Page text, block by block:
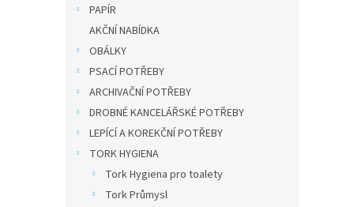
PAPÍR
AKČNÍ NABÍDKA
OBÁLKY
PSACÍ POTŘEBY
ARCHIVAČNÍ POTŘEBY
DROBNÉ KANCELÁŘSKÉ POTŘEBY
LEPÍCÍ A KOREKČNÍ POTŘEBY
TORK HYGIENA
Tork Hygiena pro toalety
Tork Průmysl